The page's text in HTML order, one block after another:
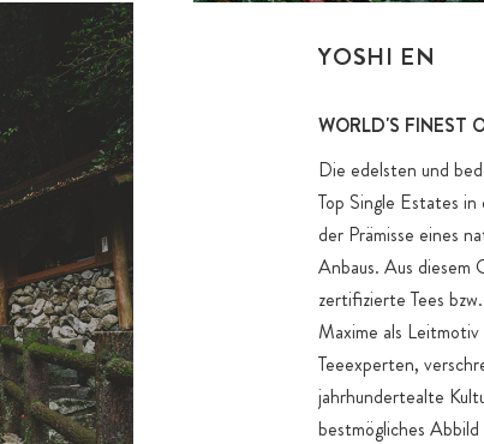
YOSHI EN
WORLD'S FINEST
Die edelsten und
Top Single Estates
der Prämisse eines
Anbaus. Aus diesem
zertifizierte Tees
Maxime als
Teeexperten,
jahrhundertealte
bestmögliches